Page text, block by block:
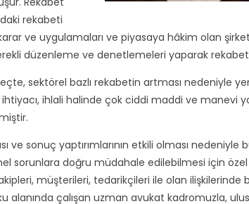
rekabeti
ve uygulamaları ve piyasaya hâkim olan
düzenleme ve denetlemeleri yaparak
sektörel bazlı rekabetin artması nedeniyle
ihlali halinde çok ciddi maddi ve manevi
sonuç yaptırımlarının etkili olması nedeniyle
sorunlara doğru müdahale edilebilmesi için
müşterileri, tedarikçileri ile olan
çalışan uzman avukat kadromuzla,